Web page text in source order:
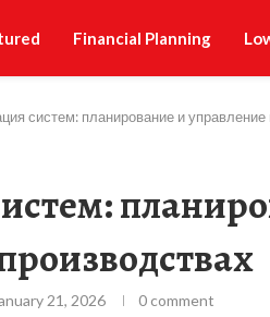
Financial Planning
систем: планирование и
21, 2026 0 comment